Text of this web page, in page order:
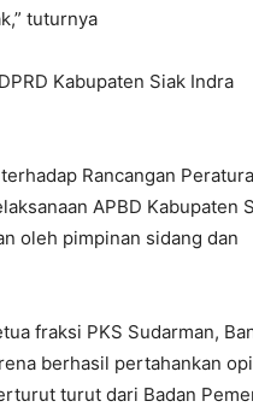
tuturnya
Kabupaten Siak Indra
Rancangan
APBD Kabupaten
oleh pimpinan sidang dan
fraksi PKS Sudarman,
berhasil pertahankan
turut dari Badan